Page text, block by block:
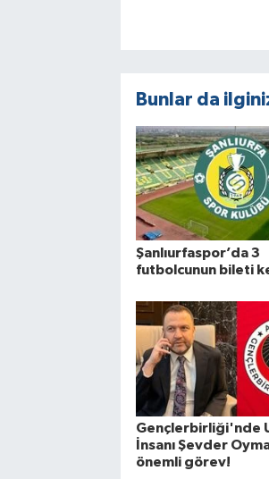
Bunlar da
Şanlıurfaspor’da 3
futbolcunun bileti
Gençlerbirliği'nde
İnsanı Şevder
önemli görev!